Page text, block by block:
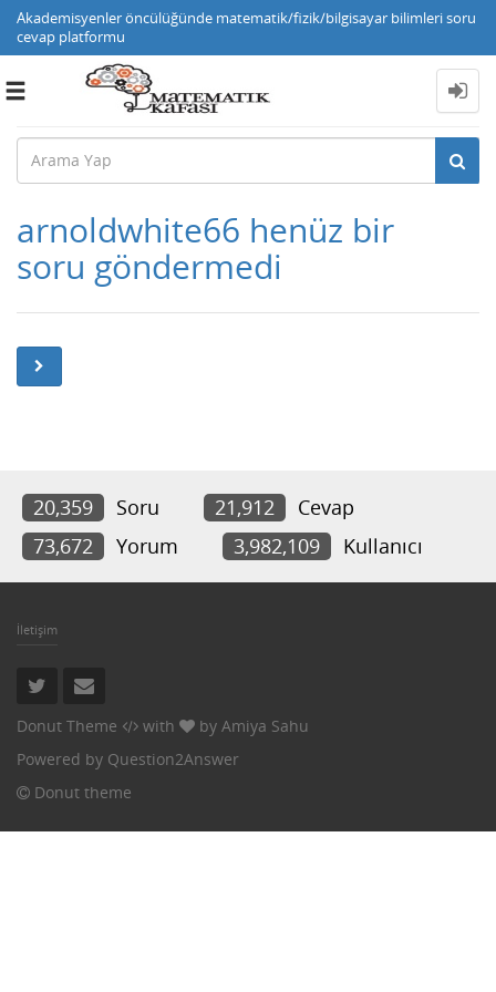
Akademisyenler öncülüğünde matematik/fizik/bilgisayar bilimleri soru
cevap platformu
Toggle
arnoldwhite66 henüz bir
soru göndermedi
20,359 Soru 21,912
Cevap
73,672
Yorum 3,982,109 Kullanıcı
İletişim
Donut Theme with by Amiya Sahu
Powered by Question2Answer
Donut theme